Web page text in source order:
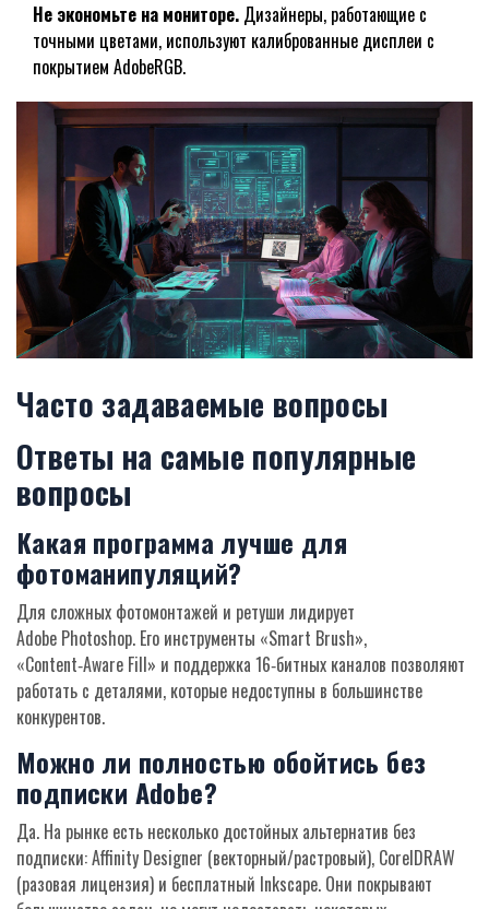
Не экономьте на мониторе. Дизайнеры, работающие с
точными цветами, используют калиброванные дисплеи с
покрытием AdobeRGB.
Часто задаваемые вопросы
Ответы на самые популярные
вопросы
Какая программа лучше для
фотоманипуляций?
Для сложных фотомонтажей и ретуши лидирует
Adobe Photoshop. Его инструменты «Smart Brush»,
«Content‑Aware Fill» и поддержка 16‑битных каналов позволяют
работать с деталями, которые недоступны в большинстве
конкурентов.
Можно ли полностью обойтись без
подписки Adobe?
Да. На рынке есть несколько достойных альтернатив без
подписки:Affinity Designer (векторный/растровый), CorelDRAW
(разовая лицензия) и бесплатный Inkscape. Они покрывают